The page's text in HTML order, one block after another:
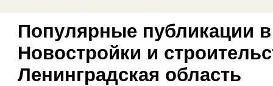
Популярные публикации
Новостройки и
Ленинградская область